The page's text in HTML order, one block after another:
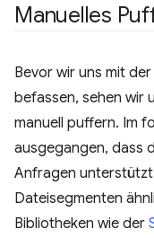
Manuelles
Bevor wir uns mit der
befassen, sehen wir
manuell puffern. Im
ausgegangen, dass
Anfragen
Dateisegmenten
Bibliotheken wie der